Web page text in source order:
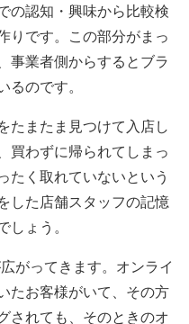
の認知・興味から比較検
りです。この部分がまっ
事業者側からするとブラ
るのです。
たまたま見つけて入店し
買わずに帰られてしまっ
たく取れていないという
した店舗スタッフの記憶
しょう。
がってきます。オンライ
たお客様がいて、その方
されても、そのときのオ